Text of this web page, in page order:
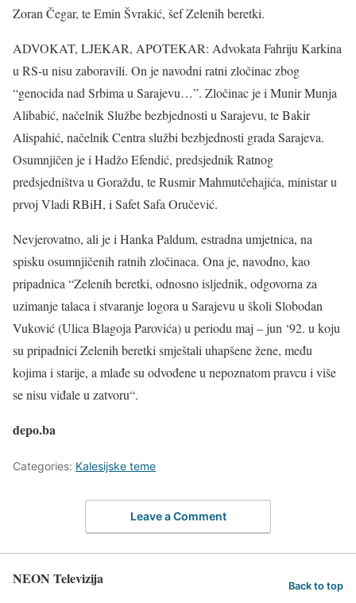
Zoran Čegar, te Emin Švrakić, šef Zelenih beretki.
ADVOKAT, LJEKAR, APOTEKAR: Advokata Fahriju Karkina
u RS-u nisu zaboravili. On je navodni ratni zločinac zbog
“genocida nad Srbima u Sarajevu…”. Zločinac je i Munir Munja
Alibabić, načelnik Službe bezbjednosti u Sarajevu, te Bakir
Alispahić, načelnik Centra službi bezbjednosti grada Sarajeva.
Osumnjičen je i Hadžo Efendić, predsjednik Ratnog
predsjedništva u Goraždu, te Rusmir Mahmutčehajića, ministar u
prvoj Vladi RBiH, i Safet Safa Oručević.
Nevjerovatno, ali je i Hanka Paldum, estradna umjetnica, na
spisku osumnjičenih ratnih zločinaca. Ona je, navodno, kao
pripadnica “Zelenih beretki, odnosno isljednik, odgovorna za
uzimanje talaca i stvaranje logora u Sarajevu u školi Slobodan
Vuković (Ulica Blagoja Parovića) u periodu maj – jun ‘92. u koju
su pripadnici Zelenih beretki smještali uhapšene žene, među
kojima i starije, a mlađe su odvođene u nepoznatom pravcu i više
se nisu viđale u zatvoru“.
depo.ba
Categories: Kalesijske teme
Leave a Comment
NEON Televizija Back to top